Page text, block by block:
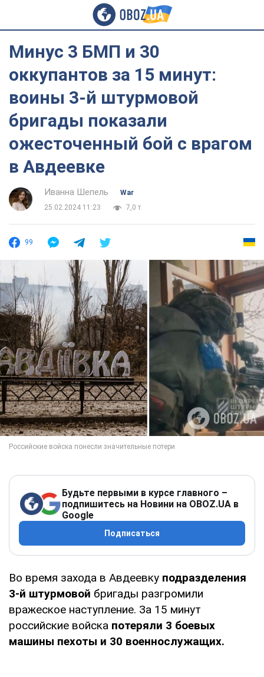
Минус 3 БМП и 30
оккупантов за 15 минут:
воины 3-й штурмовой
бригады показали
ожесточенный бой с врагом
в Авдеевке
Иванна Шепель
War
25.02.2024 11:23
7,0 т.
99
Будьте первыми в курсе главного –
подпишитесь на Новини на OBOZ.UA в
Google
Подписаться
Во время захода в Авдеевку подразделения
3-й штурмовой бригады разгромили
вражеское наступление. За 15 минут
российские войска потеряли 3 боевых
машины пехоты и 30 военнослужащих.